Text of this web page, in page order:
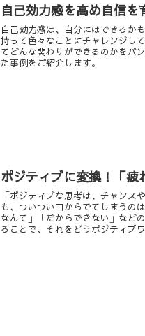
自己効力感を高め自信を
自己効力感は、自分にはできるか
持って色々なことにチャレンジし
てどんな関わりができるのかをバ
た事例をご紹介します。
ポジティブに変換！「疲
「ポジティブな思考は、チャンス
も、ついつい口からでてしまうの
なんて」「だからできない」など
ることで、それをどうポジティブ